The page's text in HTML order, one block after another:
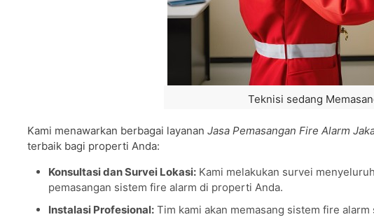
Teknisi sedang
Kami menawarkan berbagai layanan Jasa Pemasangan Fire Alarm
terbaik bagi properti Anda:
Konsultasi dan Survei Lokasi:Kami melakukan survei
pemasangan sistem fire alarm di properti Anda.
Instalasi Profesional:Tim kami akan memasang sistem fire